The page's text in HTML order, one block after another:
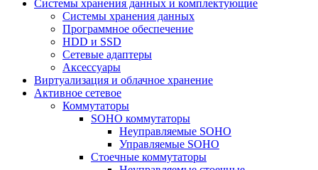
Системы хранения данных и комплектующие
Системы хранения данных
Программное обеспечение
HDD и SSD
Сетевые адаптеры
Аксессуары
Виртуализация и облачное хранение
Активное сетевое
Коммутаторы
SOHO коммутаторы
Неуправляемые SOHO
Управляемые SOHO
Стоечные коммутаторы